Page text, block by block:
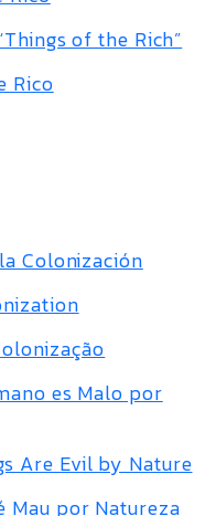
of the Rich”
Rico
Colonización
es Malo por
Are Evil by Nature
Mau por Natureza